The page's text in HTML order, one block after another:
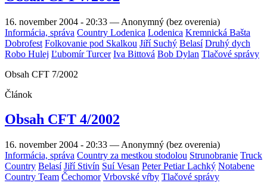
16. november 2004 - 20:33 — Anonymný (bez overenia)
Informácia, správa Country Lodenica Lodenica Kremnická Bašta
Dobrofest Folkovanie pod Skalkou Jiří Suchý Belasí Druhý dych
Robo Hulej Ľubomír Turcer Iva Bittová Bob Dylan Tlačové správy
Obsah CFT 7/2002
Článok
Obsah CFT 4/2002
16. november 2004 - 20:33 — Anonymný (bez overenia)
Informácia, správa Country za mestkou stodolou Strunobranie Truck
Country Belasí Jiří Stivín Suí Vesan Peter Petiar Lachký Notabene
Country Team Čechomor Vrbovské vŕby Tlačové správy